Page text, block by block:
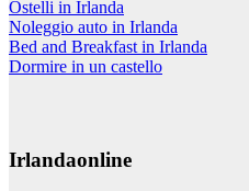
Ostelli in Irlanda
Noleggio auto in Irlanda
Bed and Breakfast in Irlanda
Dormire in un castello
Irlandaonline